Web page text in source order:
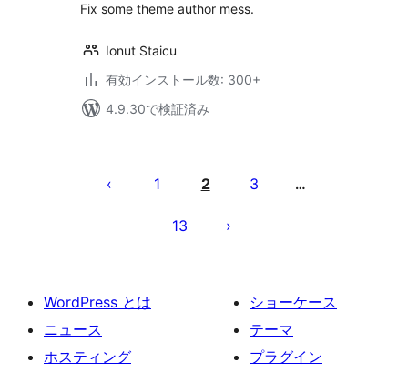
Fix some theme author mess.
Ionut Staicu
有効インストール数: 300+
4.9.30で検証済み
送
り
1 2 3 …
13
WordPress とは
ニュース
ホスティング
ショーケース
テーマ
プラグイン